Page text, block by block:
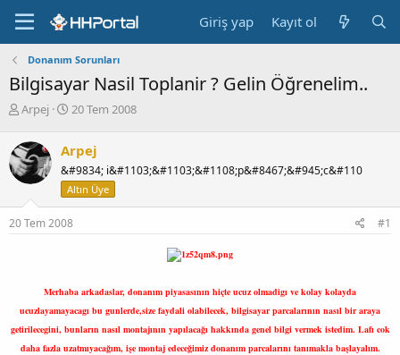
Giriş yap Kayıt ol
Donanım Sorunları
Bilgisayar Nasil Toplanir ? Gelin Öğrenelim..
K
n
b
u
y
u
b
a
n
Arpej
B
l
a
n
g
ı
h
i
20 Tem 2008
Arpej
&#9834; i&#1103;&#1103;&#1108;p&#8467;&#945;c&#110
Altın Üye
20 Tem 2008 #1
Merhaba arkadaslar, donanım piyasasının hiçte ucuz olmadigı ve kolay kolayda
ucuzlayamayacagı bu gunlerde,size faydali olabilecek, bilgisayar parcalarının nasıl bir araya
getirilecegini, bunların nasıl montajının yapılacağı hakkında genel bilgi vermek istedim. Lafı cok
daha fazla uzatmıyacağım, işe montaj edeceğimiz donanım parcalarını tanımakla başlayalım.